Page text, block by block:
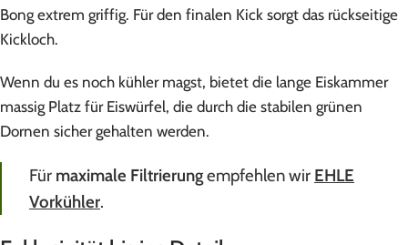
Bong extrem griffig. Für den finalen Kick sorgt das rückseitige
Kickloch.
Wenn du es noch kühler magst, bietet die lange Eiskammer
massig Platz für Eiswürfel, die durch die stabilen grünen
Dornen sicher gehalten werden.
Für maximale Filtrierungempfehlen wir EHLE
Vorkühler.